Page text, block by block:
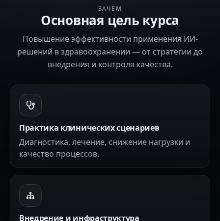
ЗАЧЕМ
Основная цель курса
Повышение эффективности применения ИИ-
решений в здравоохранении — от стратегии до
внедрения и контроля качества.
Практика клинических сценариев
Диагностика, лечение, снижение нагрузки и
качество процессов.
Внедрение и инфраструктура